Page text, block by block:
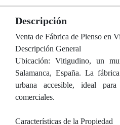
Descripción
Venta de Fábrica de Pienso en
Descripción General
Ubicación: Vitigudino, un
Salamanca, España. La
urbana accesible, ideal
comerciales.
Características de la Propiedad